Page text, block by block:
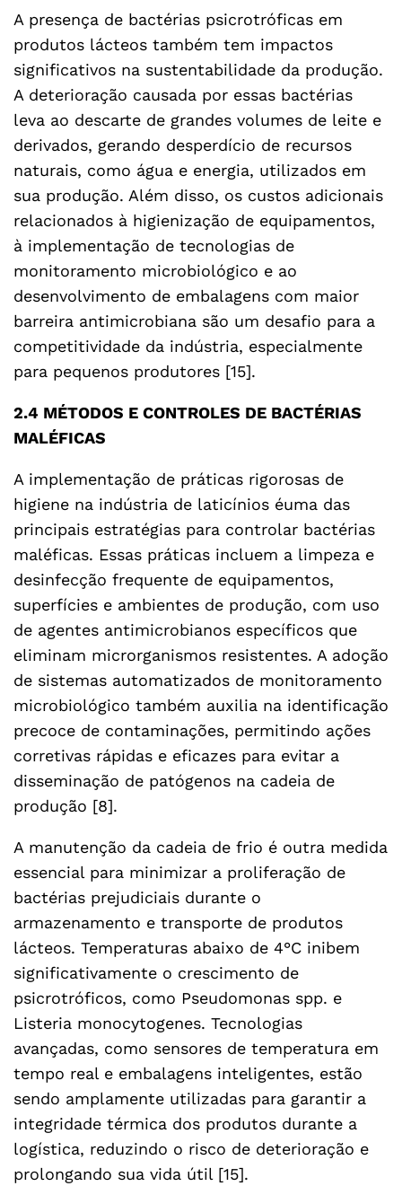
A presença de bactérias psicrotróficas em
produtos lácteos também tem impactos
significativos na sustentabilidade da produção.
A deterioração causada por essas bactérias
leva ao descarte de grandes volumes de leite e
derivados, gerando desperdício de recursos
naturais, como água e energia, utilizados em
sua produção. Além disso, os custos adicionais
relacionados à higienização de equipamentos,
à implementação de tecnologias de
monitoramento microbiológico e ao
desenvolvimento de embalagens com maior
barreira antimicrobiana são um desafio para a
competitividade da indústria, especialmente
para pequenos produtores [15].
2.4 MÉTODOS E CONTROLES DE BACTÉRIAS
MALÉFICAS
A implementação de práticas rigorosas de
higiene na indústria de laticínios éuma das
principais estratégias para controlar bactérias
maléficas. Essas práticas incluem a limpeza e
desinfecção frequente de equipamentos,
superfícies e ambientes de produção, com uso
de agentes antimicrobianos específicos que
eliminam microrganismos resistentes. A adoção
de sistemas automatizados de monitoramento
microbiológico também auxilia na identificação
precoce de contaminações, permitindo ações
corretivas rápidas e eficazes para evitar a
disseminação de patógenos na cadeia de
produção [8].
A manutenção da cadeia de frio é outra medida
essencial para minimizar a proliferação de
bactérias prejudiciais durante o
armazenamento e transporte de produtos
lácteos. Temperaturas abaixo de 4°C inibem
significativamente o crescimento de
psicrotróficos, como Pseudomonas spp. e
Listeria monocytogenes. Tecnologias
avançadas, como sensores de temperatura em
tempo real e embalagens inteligentes, estão
sendo amplamente utilizadas para garantir a
integridade térmica dos produtos durante a
logística, reduzindo o risco de deterioração e
prolongando sua vida útil [15].